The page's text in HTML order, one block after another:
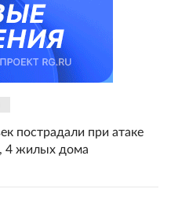
пострадали при атаке
4 жилых дома